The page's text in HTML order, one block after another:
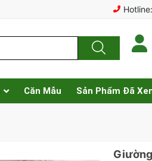
Căn Mẫu Sản Phẩm Đã